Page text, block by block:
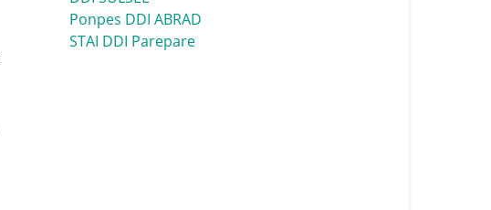
Ponpes DDI ABRAD
STAI DDI Parepare